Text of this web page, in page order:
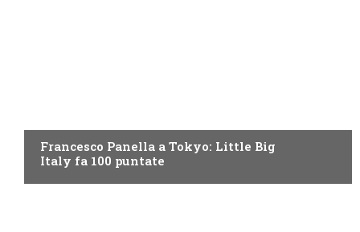
Francesco Panella a Tokyo: Little Big
Italy fa 100 puntate